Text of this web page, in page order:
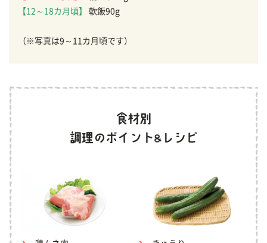
【12～18カ月頃】
軟飯90g
（※写真は9～11カ月頃です）